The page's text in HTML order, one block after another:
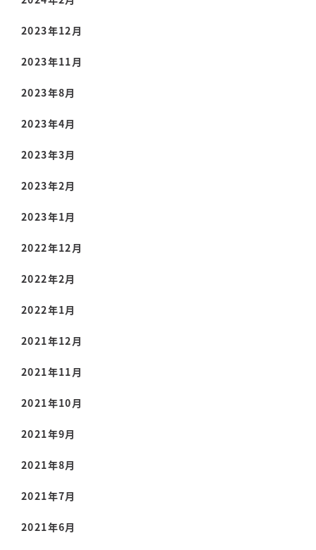
2023年12月
2023年11月
2023年8月
2023年4月
2023年3月
2023年2月
2023年1月
2022年12月
2022年2月
2022年1月
2021年12月
2021年11月
2021年10月
2021年9月
2021年8月
2021年7月
2021年6月